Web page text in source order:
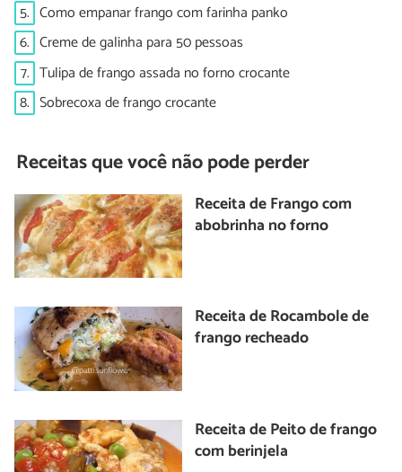
5. Como empanar frango com farinha panko
6. Creme de galinha para 50 pessoas
7. Tulipa de frango assada no forno crocante
8. Sobrecoxa de frango crocante
Receitas que você não pode perder
Receita de Frango com
abobrinha no forno
Receita de Rocambole de
frango recheado
Receita de Peito de frango
com berinjela